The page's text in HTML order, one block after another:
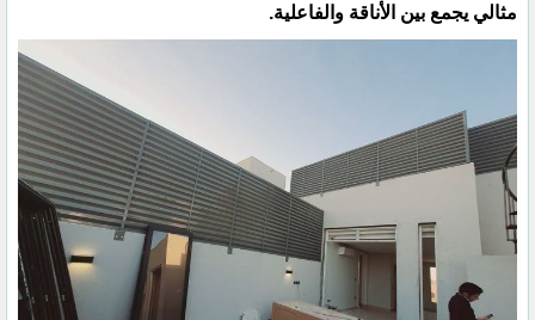
مثالي يجمع بين الأناقة والفاعلية.